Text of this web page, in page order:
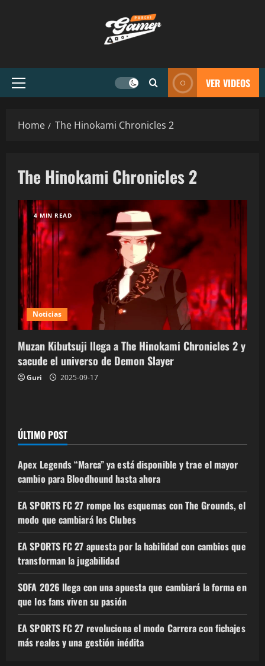
VER VIDEOS
Home The Hinokami Chronicles 2
The Hinokami Chronicles 2
4 MIN READ
Noticias
Muzan Kibutsuji llega a The Hinokami Chronicles 2 y
sacude el universo de Demon Slayer
Guri 2025-09-17
ÚLTIMO POST
Apex Legends “Marca” ya está disponible y trae el mayor
cambio para Bloodhound hasta ahora
EA SPORTS FC 27 rompe los esquemas con The Grounds, el
modo que cambiará los Clubes
EA SPORTS FC 27 apuesta por la habilidad con cambios que
transforman la jugabilidad
SOFA 2026 llega con una apuesta que cambiará la forma en
que los fans viven su pasión
EA SPORTS FC 27 revoluciona el modo Carrera con fichajes
más reales y una gestión inédita